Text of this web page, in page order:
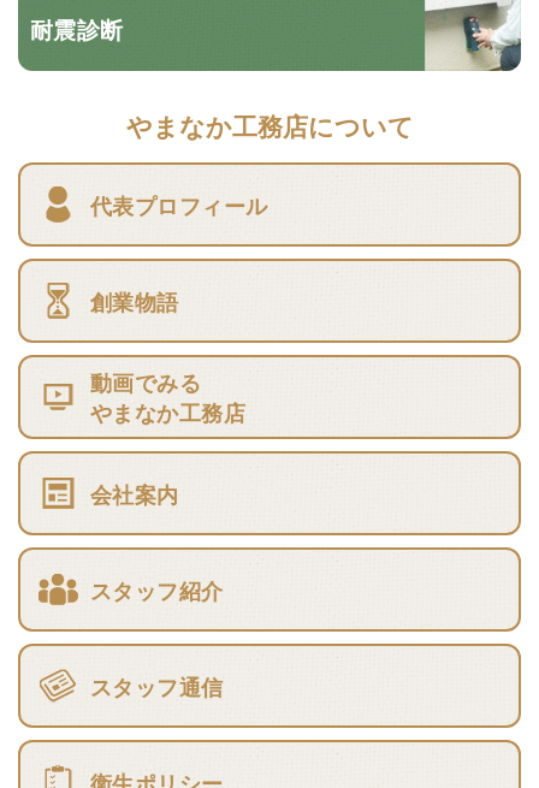
耐震診断
やまなか工務店について
代表プロフィール
創業物語
動画でみる
やまなか工務店
会社案内
スタッフ紹介
スタッフ通信